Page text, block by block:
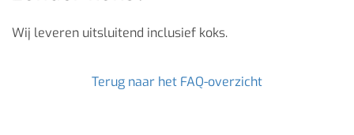
Wij leveren uitsluitend inclusief koks.
Terug naar het FAQ-overzicht